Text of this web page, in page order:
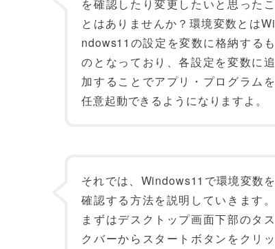
を確認したり変更したいと思ったこ
とはありませんか？環境変数とはWi
ndows11の設定を変数に格納するも
のとなっており、各設定を変数に追
加することでアプリ・プログラムを
任意起動できるようになりますよ。
それでは、Windows11で環境変数を
確認する方法を説明していきます。
まずはデスクトップ画面下部のタス
クバーからスタートボタンをクリッ